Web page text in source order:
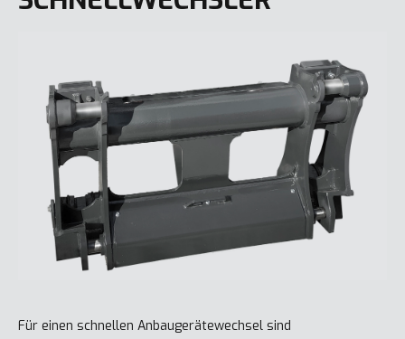
Für einen schnellen Anbaugerätewechsel sind